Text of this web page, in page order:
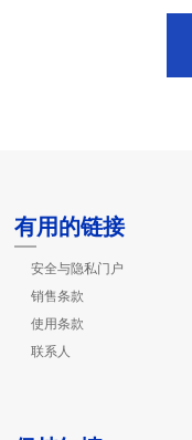
有用的链接
安全与隐私门户
销售条款
使用条款
联系人